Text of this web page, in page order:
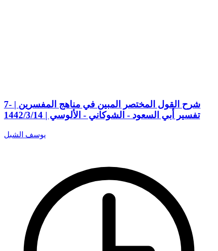
7- شرح القول المختصر المبين في مناهج المفسرين |
تفسير أبي السعود - الشوكاني - الألوسي | 1442/3/14
يوسف الشبل